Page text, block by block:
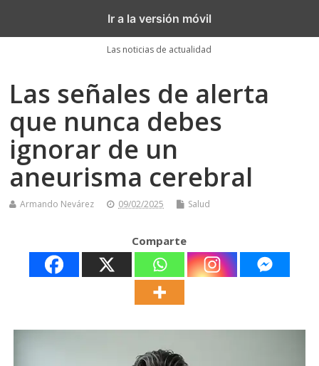
Akronoticias
Las noticias de actualidad
Las señales de alerta
que nunca debes
ignorar de un
aneurisma cerebral
Armando Nevárez 09/02/2025 Salud
Comparte
Ir a la versión móvil